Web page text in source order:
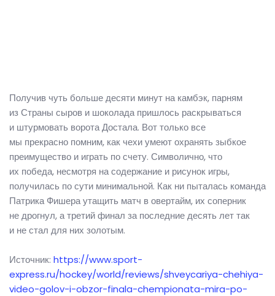
Получив чуть больше десяти минут на камбэк, парням
из Страны сыров и шоколада пришлось раскрываться
и штурмовать ворота Достала. Вот только все
мы прекрасно помним, как чехи умеют охранять зыбкое
преимущество и играть по счету. Символично, что
их победа, несмотря на содержание и рисунок игры,
получилась по сути минимальной. Как ни пыталась команда
Патрика Фишера утащить матч в овертайм, их соперник
не дрогнул, а третий финал за последние десять лет так
и не стал для них золотым.
Источник: https://www.sport-
express.ru/hockey/world/reviews/shveycariya-chehiya-
video-golov-i-obzor-finala-chempionata-mira-po-